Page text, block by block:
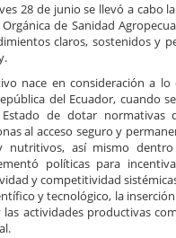
28 de junio se llevó a cabo
de Sanidad
claros, sostenidos y
nace en consideración a lo
del Ecuador, cuando
de dotar normativas
al acceso seguro y
nutritivos, así mismo
políticas para
y competitividad
y tecnológico, la
actividades productivas